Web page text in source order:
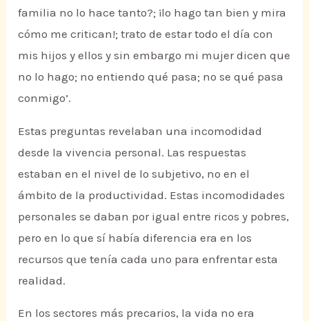
familia no lo hace tanto?; ¡lo hago tan bien y mira
cómo me critican!; trato de estar todo el día con
mis hijos y ellos y sin embargo mi mujer dicen que
no lo hago; no entiendo qué pasa; no se qué pasa
conmigo’.
Estas preguntas revelaban una incomodidad
desde la vivencia personal. Las respuestas
estaban en el nivel de lo subjetivo, no en el
ámbito de la productividad. Estas incomodidades
personales se daban por igual entre ricos y pobres,
pero en lo que sí había diferencia era en los
recursos que tenía cada uno para enfrentar esta
realidad.
En los sectores más precarios, la vida no era